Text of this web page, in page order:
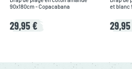
90x180cm - Copacabana
29,95 €
et blanc